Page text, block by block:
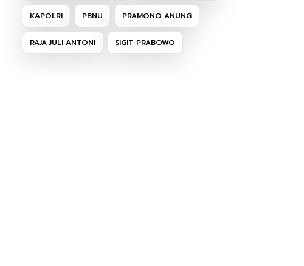
KAPOLRI PBNU PRAMONO ANUNG
RAJA JULI ANTONI SIGIT PRABOWO